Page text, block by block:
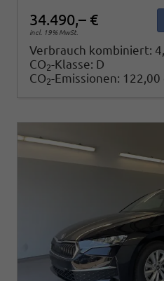
34.490,– €
incl. 19% MwSt.
Verbrauch kombiniert:
CO2-Klasse: D
CO2-Emissionen: